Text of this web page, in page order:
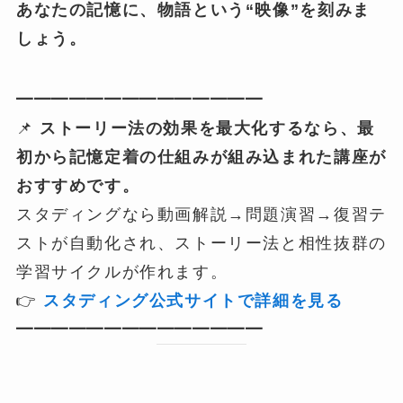
あなたの記憶に、物語という“映像”を刻みま
しょう。
━━━━━━━━━━━━━━
📌 ストーリー法の効果を最大化するなら、最
初から記憶定着の仕組みが組み込まれた講座が
おすすめです。
スタディングなら動画解説→問題演習→復習テ
ストが自動化され、ストーリー法と相性抜群の
学習サイクルが作れます。
👉 スタディング公式サイトで詳細を見る
━━━━━━━━━━━━━━